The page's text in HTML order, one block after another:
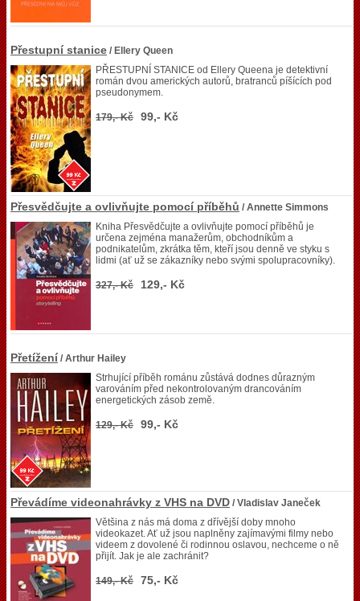
Přestupní stanice / Ellery Queen
PŘESTUPNÍ STANICE od Ellery Queena je detektivní
román dvou amerických autorů, bratranců píšících pod
pseudonymem.
179,- Kč 99,- Kč
Přesvědčujte a ovlivňujte pomocí příběhů / Annette Simmons
Kniha Přesvědčujte a ovlivňujte pomocí příběhů je
určena zejména manažerům, obchodníkům a
podnikatelům, zkrátka těm, kteří jsou denně ve styku s
lidmi (ať už se zákazníky nebo svými spolupracovníky).
327,- Kč 129,- Kč
Přetížení / Arthur Hailey
Strhující příběh románu zůstává dodnes důrazným
varováním před nekontrolovaným drancováním
energetických zásob země.
129,- Kč 99,- Kč
Převádíme videonahrávky z VHS na DVD / Vladislav Janeček
Většina z nás má doma z dřívější doby mnoho
videokazet. Ať už jsou naplněny zajímavými filmy nebo
videem z dovolené či rodinnou oslavou, nechceme o ně
přijít. Jak je ale zachránit?
149,- Kč 75,- Kč